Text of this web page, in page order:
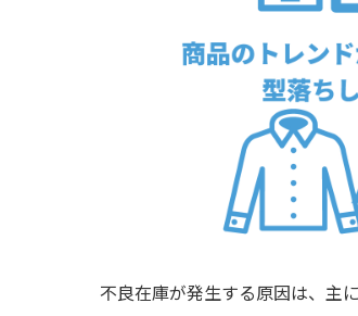
不良在庫が発生する原因は、主